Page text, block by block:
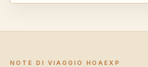
NOTE DI VIAGGIO HOAEXP